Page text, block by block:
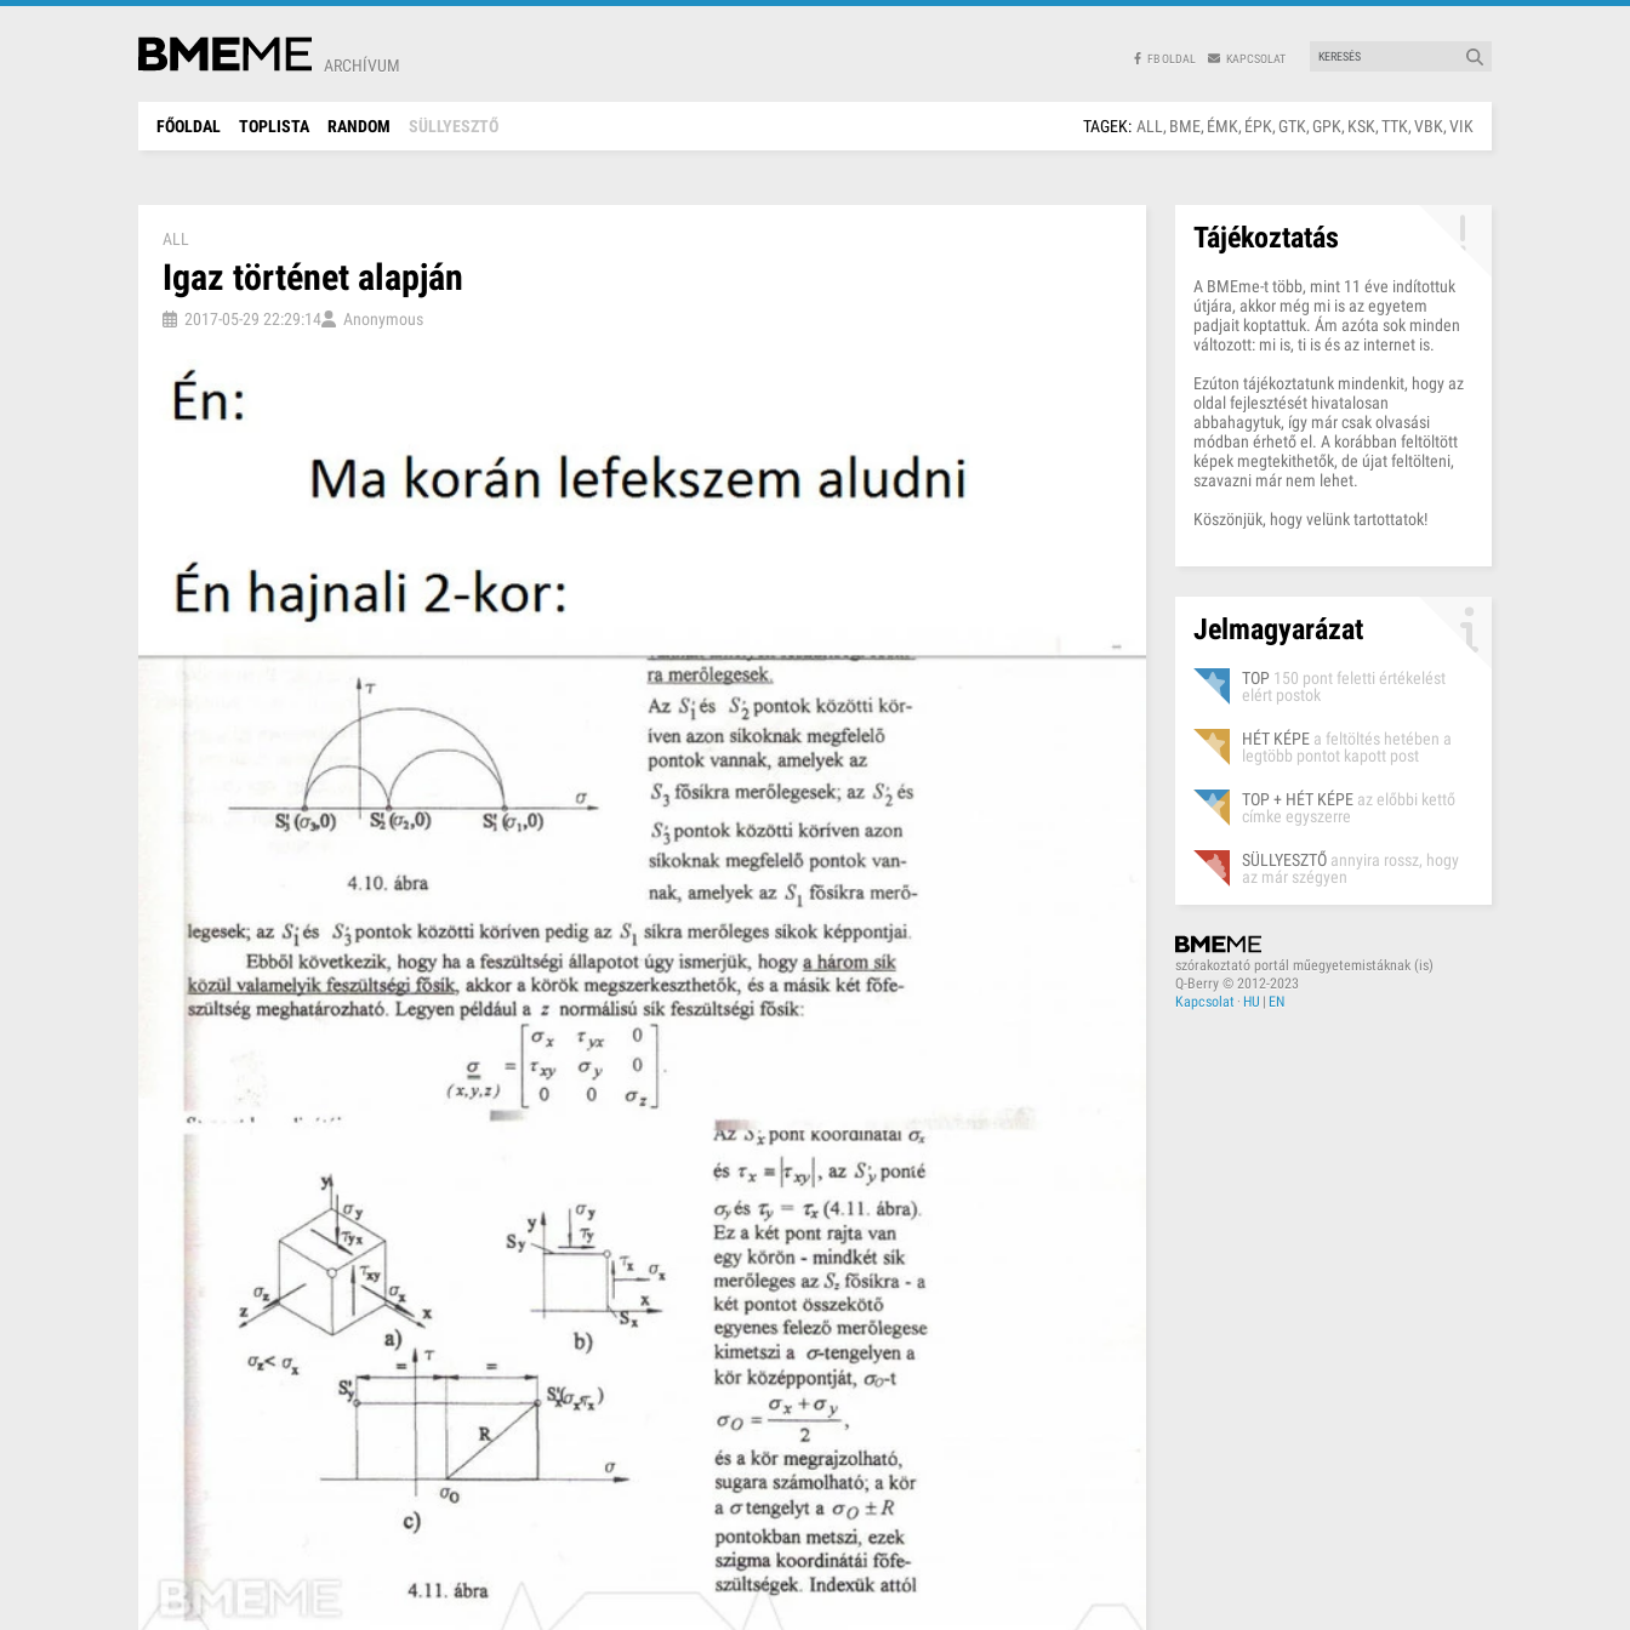
ARCHÍVUM FB OLDAL KAPCSOLAT
FŐOLDAL TOPLISTA RANDOM SÜLLYESZTŐ TAGEK: ALL BME ÉMK ÉPK GTK GPK KSK TTK VBK VIK
ALL
Igaz történet alapján
2017-05-29 22:29:14 Anonymous
Tájékoztatás
A BMEme-t több, mint 11 éve indítottuk
útjára, akkor még mi is az egyetem
padjait koptattuk. Ám azóta sok minden
változott: mi is, ti is és az internet is.
Ezúton tájékoztatunk mindenkit, hogy az
oldal fejlesztését hivatalosan
abbahagytuk, így már csak olvasási
módban érhető el. A korábban feltöltött
képek megtekithetők, de újat feltölteni,
szavazni már nem lehet.
Köszönjük, hogy velünk tartottatok!
Jelmagyarázat
TOP 150 pont feletti értékelést
elért postok
HÉT KÉPE a feltöltés hetében a
legtöbb pontot kapott post
TOP + HÉT KÉPE az előbbi kettő
címke egyszerre
SÜLLYESZTŐ annyira rossz, hogy
az már szégyen
szórakoztató portál műegyetemistáknak (is)
Q-Berry © 2012-2023
Kapcsolat · HU | EN